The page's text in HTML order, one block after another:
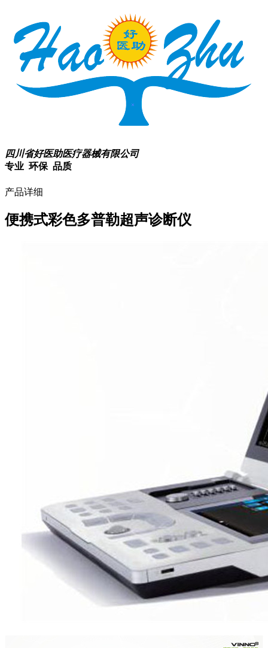
四川省好医助医疗器械有限公司
专业 环保 品质
产品详细
便携式彩色多普勒超声诊断仪